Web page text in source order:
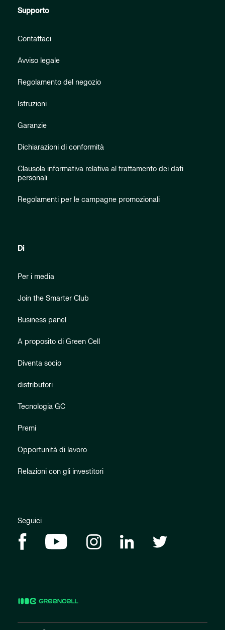
Supporto
Contattaci
Avviso legale
Regolamento del negozio
Istruzioni
Garanzie
Dichiarazioni di conformità
Clausola informativa relativa al trattamento dei dati
personali
Regolamenti per le campagne promozionali
Di
Per i media
Join the Smarter Club
Business panel
A proposito di Green Cell
Diventa socio
distributori
Tecnologia GC
Premi
Opportunità di lavoro
Relazioni con gli investitori
Seguici